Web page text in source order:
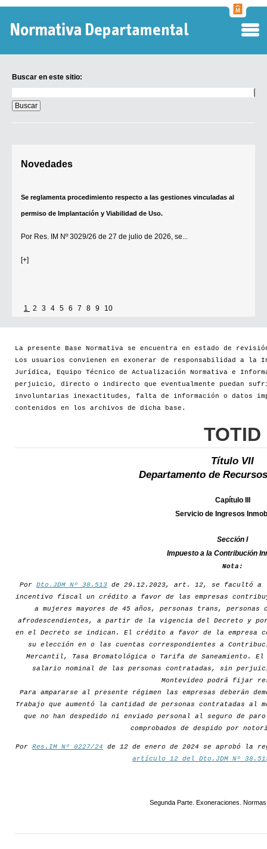
Buscar en este sitio:
en
este
sitio:
Novedades
Se reglamenta procedimiento respecto a las gestiones vinculadas al
permiso de Implantación y Viabilidad de Uso.
Por Res. IM Nº 3029/26 de 27 de julio de 2026, se...
[+]
1 2 3 4 5 6 7 8 9 10
La presente Base Normativa se encuentra en estado de
Los usuarios convienen en exonerar de responsabilidad a la
Jurídica, Equipo Técnico de Actualización Normativa e
perjuicio, directo o indirecto que eventualmente puedan
involuntarias inexactitudes, falta de información o datos
contenidos en los archivos de dicha base.
TOTID
Título VII
Departamento de
Capítulo III
Servicio de Ingresos
Sección I
Impuesto a la Contribución
Nota:
Por Dto.JDM Nº 38.513 de 29.12.2023, art. 12, se facultó a
incentivo fiscal un crédito a favor de las empresas
a mujeres mayores de 45 años, personas trans,
afrodescendientes, a partir de la vigencia del Decreto y
en el Decreto se indican. El crédito a favor de la empresa
su elección en o las cuentas correspondientes a
Mercantil, Tasa Bromatológica o Tarifa de Saneamiento.
salario nominal de las personas contratadas, sin
Montevideo podrá fijar
Para ampararse al presente régimen las empresas deberán
Trabajo que aumentó la cantidad de personas contratadas
que no han despedido ni enviado personal al seguro de
comprobados de despido por
Por Res.IM Nº 0227/24 de 12 de enero de 2024 se aprobó la
artículo 12 del Dto.JDM Nº
Segunda Parte. Exoneraciones.